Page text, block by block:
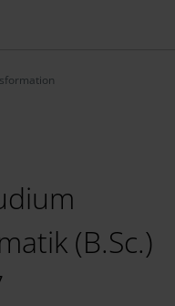
(B.Sc.)